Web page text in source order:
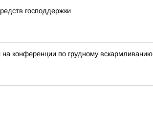
господдержки
конференции по грудному вскармливанию